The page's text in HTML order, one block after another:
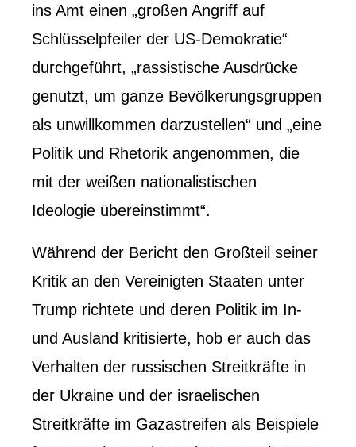
ins Amt einen „großen Angriff auf
Schlüsselpfeiler der US-Demokratie“
durchgeführt, „rassistische Ausdrücke
genutzt, um ganze Bevölkerungsgruppen
als unwillkommen darzustellen“ und „eine
Politik und Rhetorik angenommen, die
mit der weißen nationalistischen
Ideologie übereinstimmt“.
Während der Bericht den Großteil seiner
Kritik an den Vereinigten Staaten unter
Trump richtete und deren Politik im In-
und Ausland kritisierte, hob er auch das
Verhalten der russischen Streitkräfte in
der Ukraine und der israelischen
Streitkräfte im Gazastreifen als Beispiele